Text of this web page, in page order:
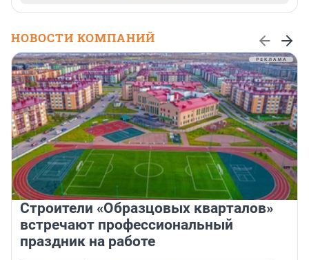
НОВОСТИ КОМПАНИЙ
Строители «Образцовых кварталов»
встречают профессиональный
праздник на работе